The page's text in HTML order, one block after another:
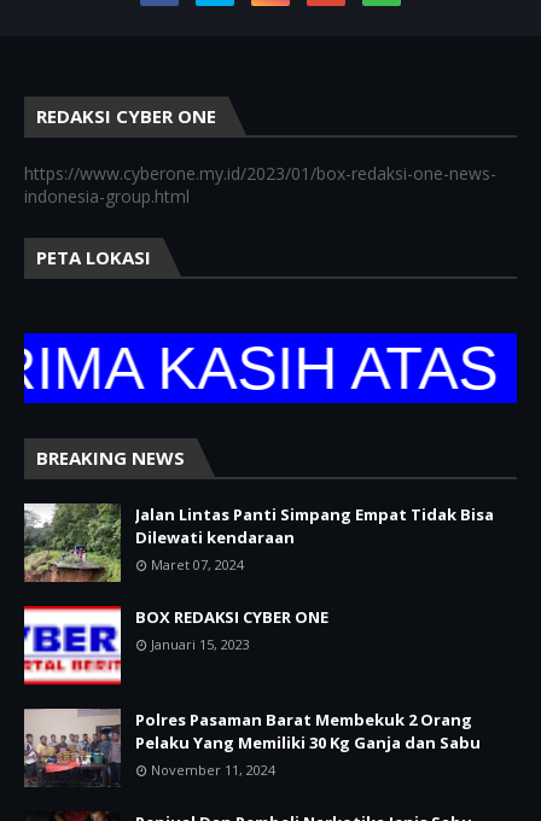
REDAKSI CYBER ONE
https://www.cyberone.my.id/2023/01/box-redaksi-one-news-
indonesia-group.html
PETA LOKASI
KASIH ATAS
BREAKING NEWS
Jalan Lintas Panti Simpang Empat Tidak Bisa
Dilewati kendaraan
Maret 07, 2024
BOX REDAKSI CYBER ONE
Januari 15, 2023
Polres Pasaman Barat Membekuk 2 Orang
Pelaku Yang Memiliki 30 Kg Ganja dan Sabu
November 11, 2024